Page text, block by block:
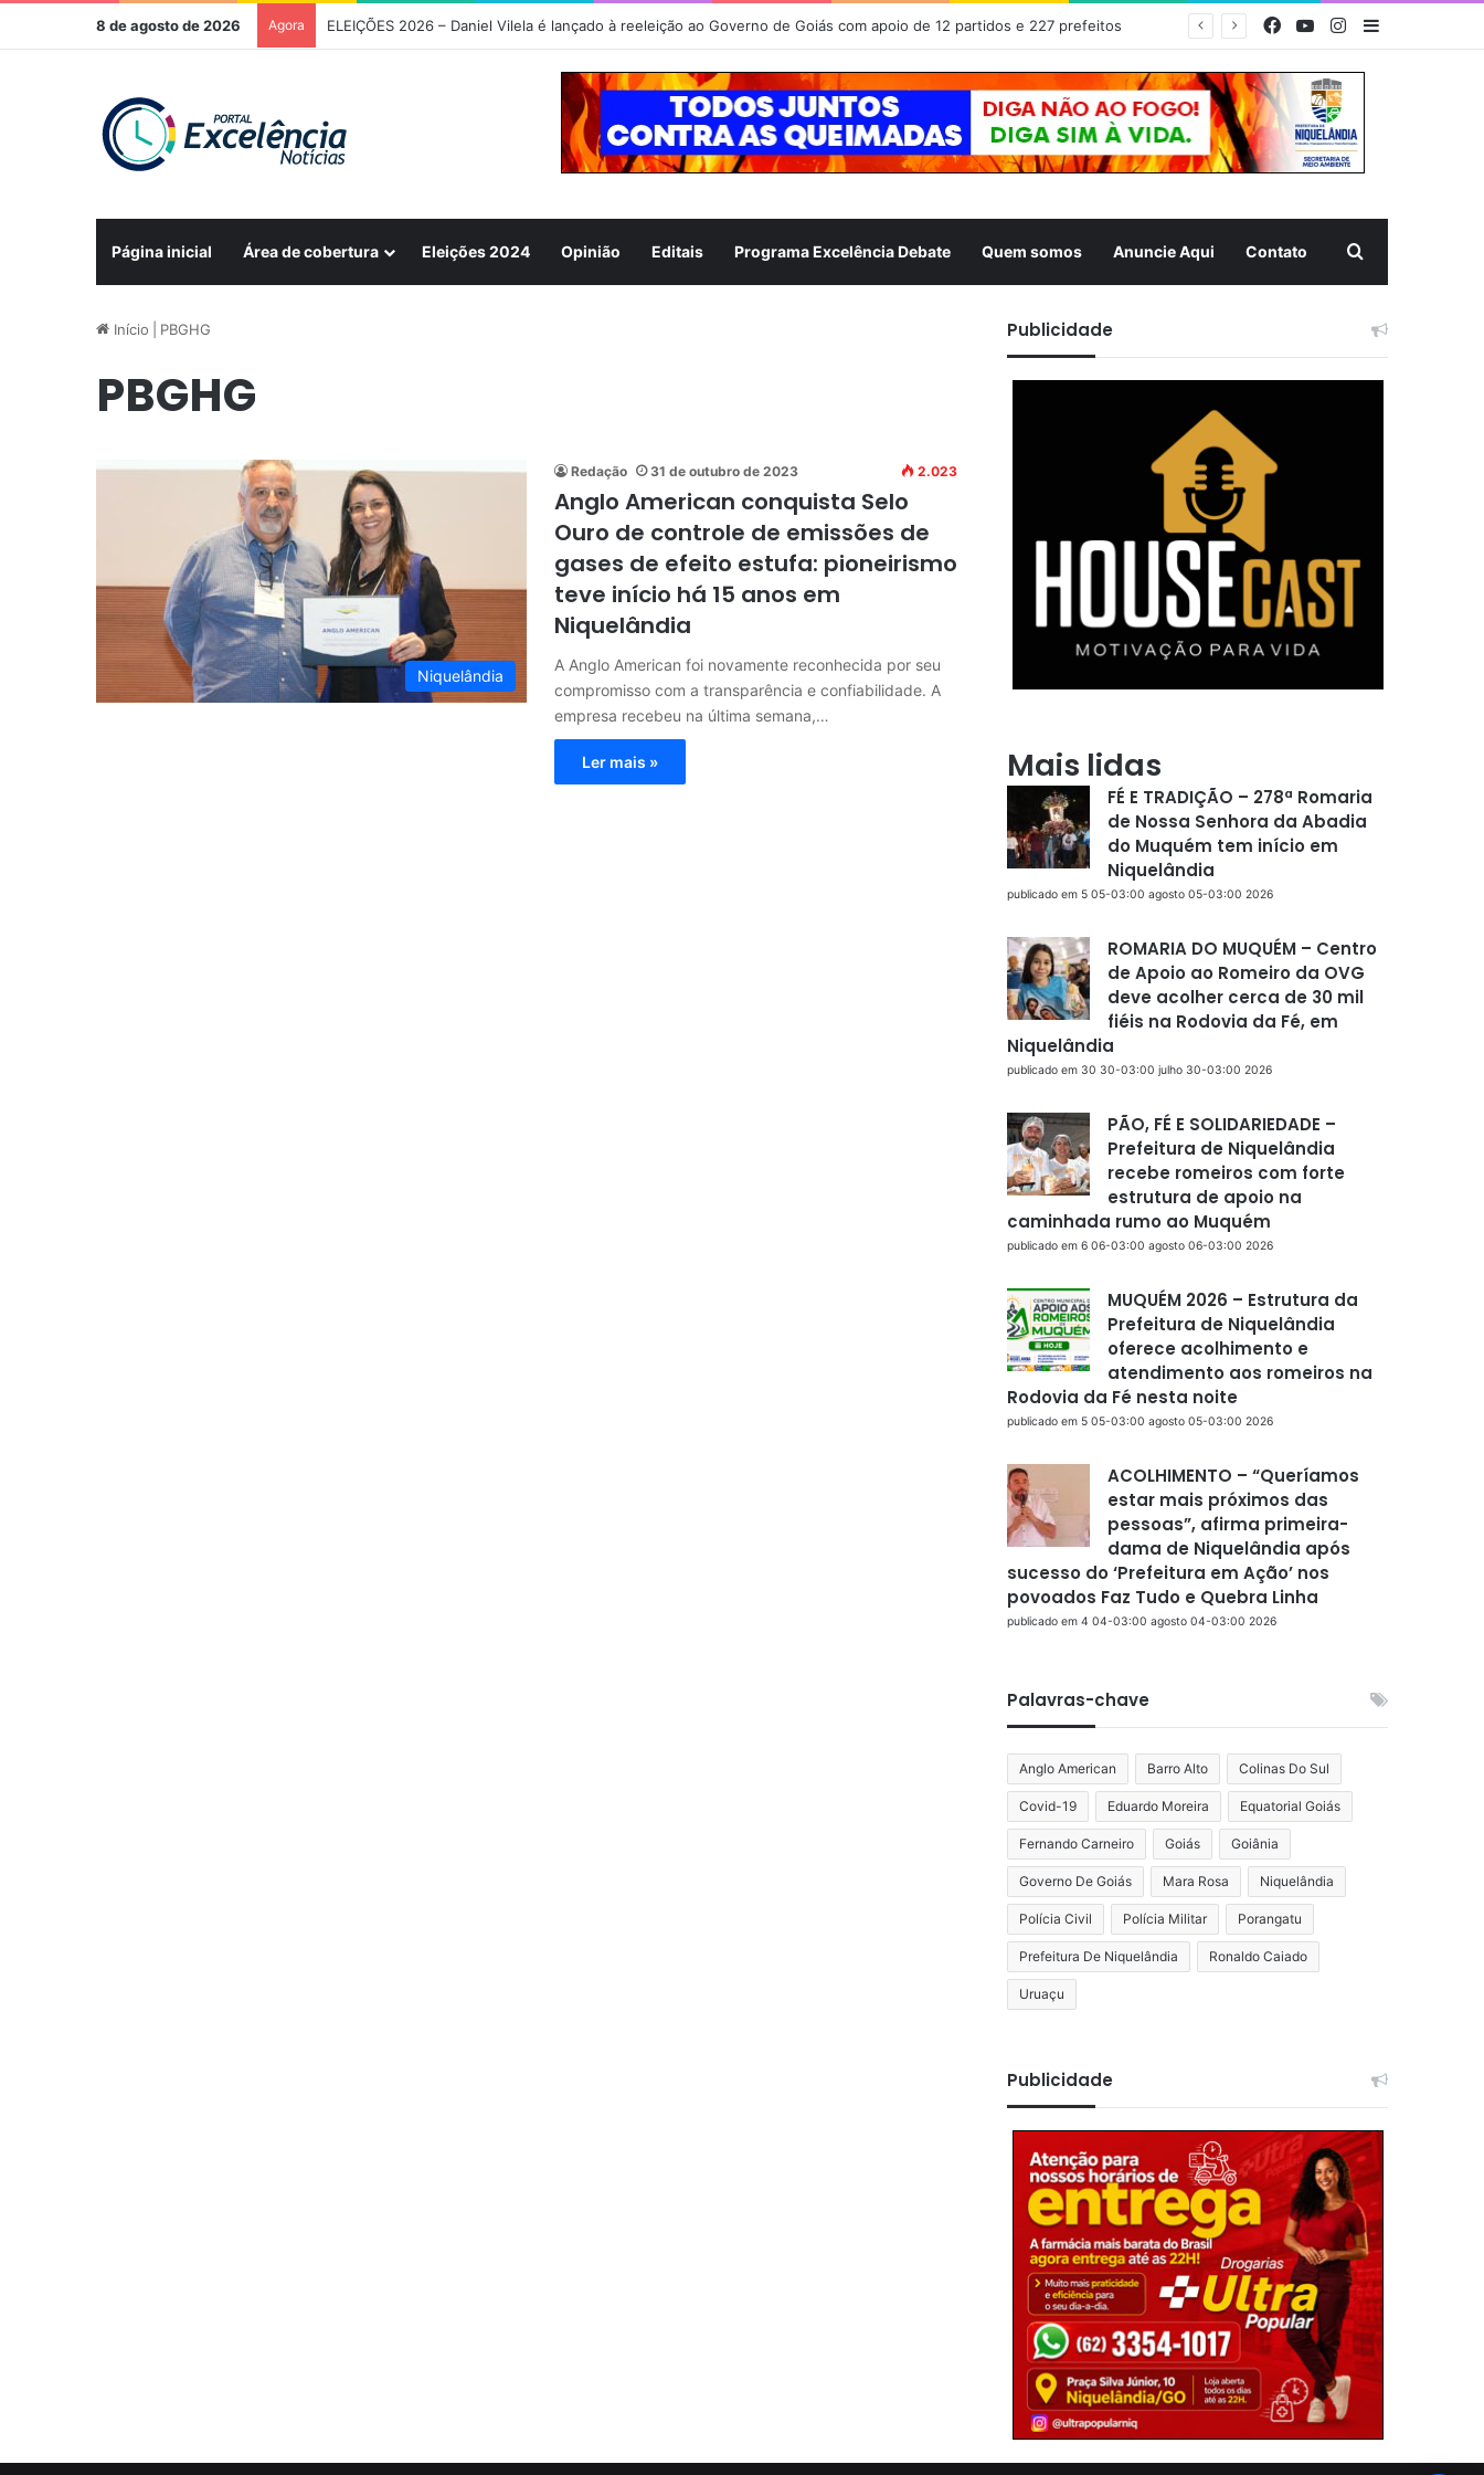
8 de agosto de 2026 Agora ELEIÇÕES 2026 – Daniel Vilela é lançado à reeleição ao Governo de Goiás com apoio de 12 partidos e 227 prefeitos FacebookYouTubeInstagram
Página inicial Área de cobertura Eleições 2024 Opinião Editais Programa Excelência Debate Quem somos Anuncie Aqui Contato
Início PBGHG
PBGHG
Niquelândia
Redação 31 de outubro de 2023 2.023
Anglo American conquista Selo
Ouro de controle de emissões de
gases de efeito estufa: pioneirismo
teve início há 15 anos em
Niquelândia
A Anglo American foi novamente reconhecida por seu
compromisso com a transparência e confiabilidade. A
empresa recebeu na última semana,…
Ler mais »
Publicidade
Mais lidas
FÉ E TRADIÇÃO – 278ª Romaria
de Nossa Senhora da Abadia
do Muquém tem início em
Niquelândia
publicado em 5 05-03:00 agosto 05-03:00 2026
ROMARIA DO MUQUÉM – Centro
de Apoio ao Romeiro da OVG
deve acolher cerca de 30 mil
fiéis na Rodovia da Fé, em
Niquelândia
publicado em 30 30-03:00 julho 30-03:00 2026
PÃO, FÉ E SOLIDARIEDADE –
Prefeitura de Niquelândia
recebe romeiros com forte
estrutura de apoio na
caminhada rumo ao Muquém
publicado em 6 06-03:00 agosto 06-03:00 2026
MUQUÉM 2026 – Estrutura da
Prefeitura de Niquelândia
oferece acolhimento e
atendimento aos romeiros na
Rodovia da Fé nesta noite
publicado em 5 05-03:00 agosto 05-03:00 2026
ACOLHIMENTO – “Queríamos
estar mais próximos das
pessoas”, afirma primeira-
dama de Niquelândia após
sucesso do ‘Prefeitura em Ação’ nos
povoados Faz Tudo e Quebra Linha
publicado em 4 04-03:00 agosto 04-03:00 2026
Palavras-chave
Anglo American Barro Alto Colinas Do Sul
Covid-19 Eduardo Moreira Equatorial Goiás
Fernando Carneiro Goiás Goiânia
Governo De Goiás Mara Rosa Niquelândia
Polícia Civil Polícia Militar Porangatu
Prefeitura De Niquelândia Ronaldo Caiado
Uruaçu
Publicidade